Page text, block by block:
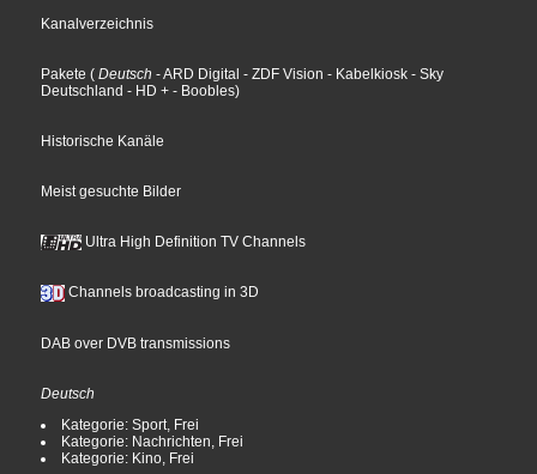
Kanalverzeichnis
Pakete ( Deutsch - ARD Digital - ZDF Vision - Kabelkiosk - Sky
Deutschland - HD + - Boobles)
Historische Kanäle
Meist gesuchte Bilder
Ultra High Definition TV Channels
Channels broadcasting in 3D
DAB over DVB transmissions
Deutsch
Kategorie: Sport, Frei
Kategorie: Nachrichten, Frei
Kategorie: Kino, Frei